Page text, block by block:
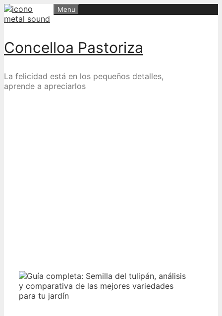
Skip
to
Concelloa Pastoriza
La felicidad está en los pequeños detalles,
aprende a apreciarlos
Menu